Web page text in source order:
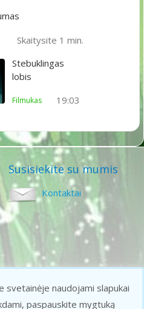
Skaitysite 1 min.
Stebuklingas
lobis
19:03
Filmukas
Susisiekite su mumis
Kontaktai
svetainėje naudojami slapukai
paspauskite mygtuką